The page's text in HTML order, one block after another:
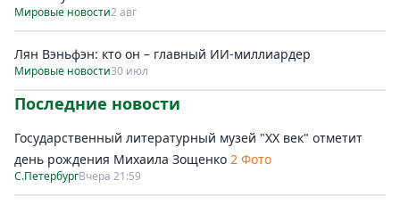
Мировые новости2 авг
Лян Вэньфэн: кто он – главный ИИ-миллиардер
Мировые новости30 июл
Последние новости
Государственный литературный музей "ХХ век" отметит
день рождения Михаила Зощенко 2 Фото
С.ПетербургВчера 21:59